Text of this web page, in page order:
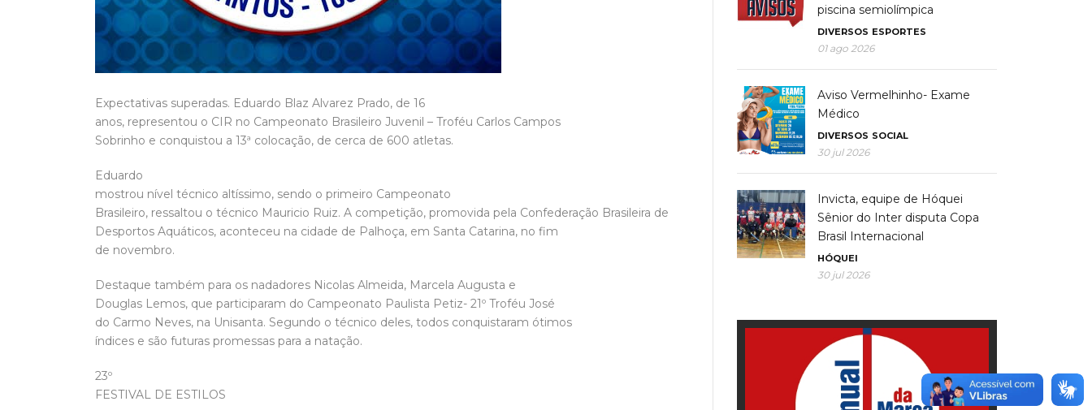
Expectativas superadas. Eduardo Blaz Alvarez Prado, de 16
anos, representou o CIR no Campeonato Brasileiro Juvenil – Troféu Carlos Campos
Sobrinho e conquistou a 13ª colocação, de cerca de 600 atletas.
Eduardo
mostrou nível técnico altíssimo, sendo o primeiro Campeonato
Brasileiro, ressaltou o técnico Mauricio Ruiz. A competição, promovida pela Confederação Brasileira de
Desportos Aquáticos, aconteceu na cidade de Palhoça, em Santa Catarina, no fim
de novembro.
Destaque também para os nadadores Nicolas Almeida, Marcela Augusta e
Douglas Lemos, que participaram do Campeonato Paulista Petiz- 21º Troféu José
do Carmo Neves, na Unisanta. Segundo o técnico deles, todos conquistaram ótimos
índices e são futuras promessas para a natação.
23º
FESTIVAL DE ESTILOS
piscina semiolímpica
DIVERSOS ESPORTES
01 ago 2026
Aviso Vermelhinho- Exame
Médico
DIVERSOS SOCIAL
30 jul 2026
Invicta, equipe de Hóquei
Sênior do Inter disputa Copa
Brasil Internacional
HÓQUEI
30 jul 2026